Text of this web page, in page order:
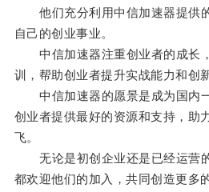
他们充分利用中信加速器提供
自己的创业事业。
中信加速器注重创业者的成长
训，帮助创业者提升实战能力和创
中信加速器的愿景是成为国内
创业者提供最好的资源和支持，助
飞。
无论是初创企业还是已经运营
都欢迎他们的加入，共同创造更多